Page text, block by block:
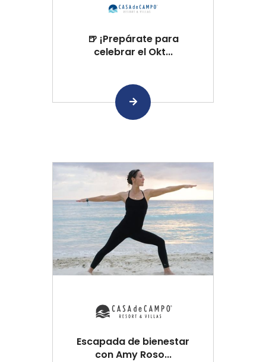
🍺 ¡Prepárate para
celebrar el Okt...
Escapada de bienestar
con Amy Roso...